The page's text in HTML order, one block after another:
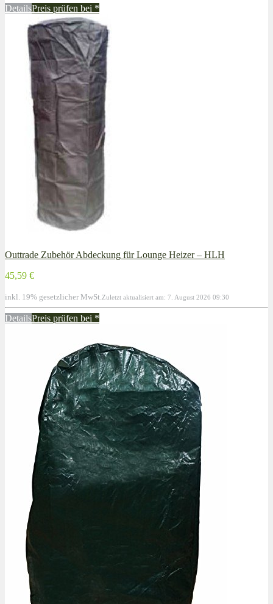
DetailsPreis prüfen bei *
Outtrade Zubehör Abdeckung für Lounge Heizer – HLH
45,59 €
inkl. 19% gesetzlicher MwSt. Zuletzt aktualisiert am: 7. August 2026 09:30
DetailsPreis prüfen bei *